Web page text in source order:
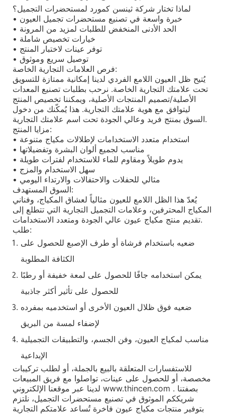
لماذا تختار شركة ثينسن كمورد لمستحضرات التجميل؟
• خبرة واسعة في تصنيع مستحضرات تجميل العيون
• الحد الأدنى المنخفض للطلبات لمزيد من المرونة
• خيارات تخصيص شاملة
• توفر عينات لاختبار المنتج
• توصيل سريع وموثوق
فرص العلامات التجارية الخاصة:
يُتيح ظل العيون اللامع الفردي لدينا إمكانية ممتازة للتسويق
تحت علامتك التجارية الخاصة. نرحب بطلبات تصنيع المعدات
الأصلية/تصميم المنتجات الأصلية، ويمكننا تخصيص المنتج
ليتوافق مع هوية علامتك التجارية. هذا يُمكّنك من دخول
السوق بمنتج فريد وعالي الجودة تحت اسم علامتك التجارية.
مزايا المنتج:
• استخدام متعدد الاستخدامات لإطلالات مكياج متنوعة
• مناسب لجميع ألوان البشرة وتفضيلاتها
• يدوم طويلاً ومقاوم للماء للاستخدام لفترات طويلة
• سهل الاستخدام والمزج
• مثالي للحفلات والاحتفالات والارتداء اليومي
السوق المستهدف:
يُعدّ هذا الظل اللامع للعيون مثالياً لعشاق المكياج، وفناني
المكياج المحترفين، وعلامات التجميل التجارية التي تتطلع إلى
تقديم منتج مكياج عيون عالي الجودة ومتعدد الاستخدامات.
طلب:
ضعيه باستخدام فرشاة أو طرف الإصبع للحصول على
الكثافة المطلوبة
يمكن استخدامه جافًا للحصول على لمعة خفيفة أو رطبًا
للحصول على تأثير أكثر جاذبية
ضعيه فوق ظلال العيون الأخرى أو استخدميه بمفرده
لإضفاء لمسة من البريق
مناسب لمكياج العيون، وفن الجسم، والتطبيقات التجميلية
الإبداعية
للاستفسارات المتعلقة بالبيع بالجملة، أو لطلب تركيبات
مخصصة، أو للحصول على عينات، تواصلوا مع فريق المبيعات
لدينا عبر موقعنا الإلكتروني www.thincen.com . بصفتنا
شريككم الموثوق في تصنيع مستحضرات التجميل، نلتزم
بتوفير منتجات مكياج عيون فاخرة تُساعد علامتكم التجارية